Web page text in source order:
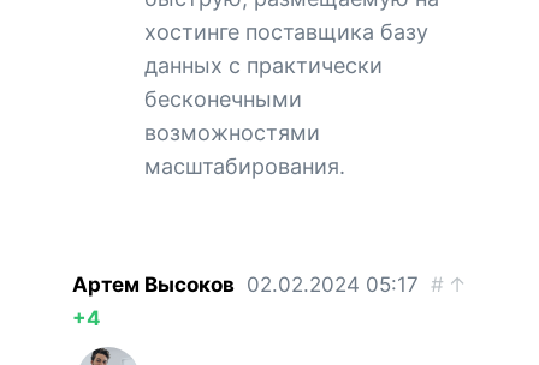
хостинге поставщика базу
данных с практически
бесконечными
возможностями
масштабирования.
Артем Высоков 02.02.2024 05:17 # ↑
+4